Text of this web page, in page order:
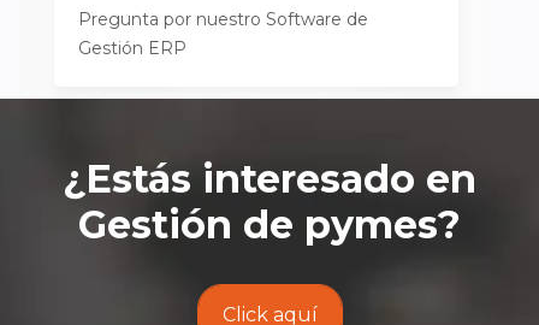
Pregunta por nuestro Software de
Gestión ERP
¿Estás interesado en
Gestión de pymes?
Click aquí